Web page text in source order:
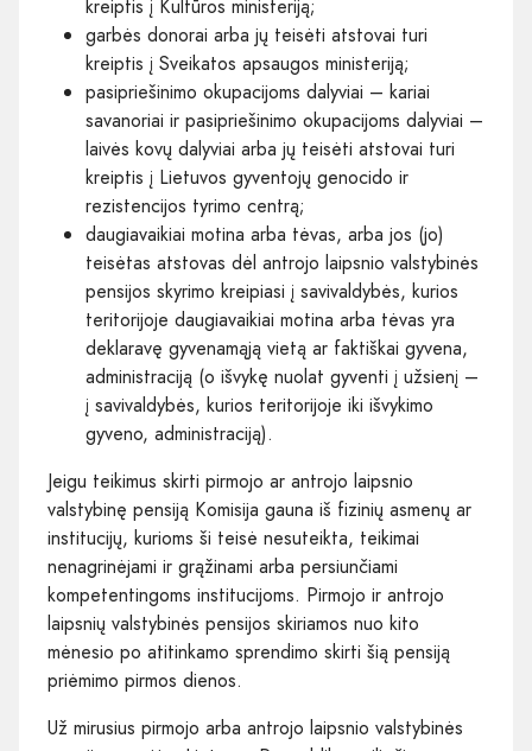
kreiptis į Kultūros ministeriją;
garbės donorai arba jų teisėti atstovai turi
kreiptis į Sveikatos apsaugos ministeriją;
pasipriešinimo okupacijoms dalyviai – kariai
savanoriai ir pasipriešinimo okupacijoms dalyviai –
laivės kovų dalyviai arba jų teisėti atstovai turi
kreiptis į Lietuvos gyventojų genocido ir
rezistencijos tyrimo centrą;
daugiavaikiai motina arba tėvas, arba jos (jo)
teisėtas atstovas dėl antrojo laipsnio valstybinės
pensijos skyrimo kreipiasi į savivaldybės, kurios
teritorijoje daugiavaikiai motina arba tėvas yra
deklaravę gyvenamąją vietą ar faktiškai gyvena,
administraciją (o išvykę nuolat gyventi į užsienį –
į savivaldybės, kurios teritorijoje iki išvykimo
gyveno, administraciją).
Jeigu teikimus skirti pirmojo ar antrojo laipsnio
valstybinę pensiją Komisija gauna iš fizinių asmenų ar
institucijų, kurioms ši teisė nesuteikta, teikimai
nenagrinėjami ir grąžinami arba persiunčiami
kompetentingoms institucijoms. Pirmojo ir antrojo
laipsnių valstybinės pensijos skiriamos nuo kito
mėnesio po atitinkamo sprendimo skirti šią pensiją
priėmimo pirmos dienos.
Už mirusius pirmojo arba antrojo laipsnio valstybinės